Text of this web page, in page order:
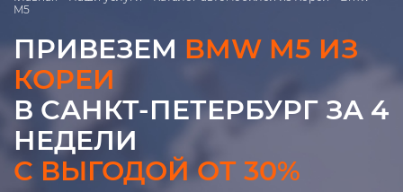
M5
ПРИВЕЗЕМ BMW M5 ИЗ
КОРЕИ
В САНКТ-ПЕТЕРБУРГ ЗА 4
НЕДЕЛИ
С ВЫГОДОЙ ОТ 30%